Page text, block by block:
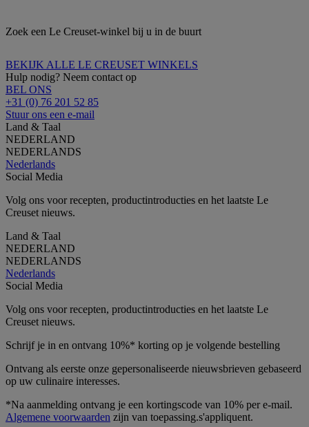
Zoek een Le Creuset-winkel bij u in de buurt
BEKIJK ALLE LE CREUSET WINKELS
Hulp nodig? Neem contact op
BEL ONS
+31 (0) 76 201 52 85
Stuur ons een e-mail
Land & Taal
NEDERLAND
NEDERLANDS
Nederlands
Social Media
Volg ons voor recepten, productintroducties en het laatste Le
Creuset nieuws.
Land & Taal
NEDERLAND
NEDERLANDS
Nederlands
Social Media
Volg ons voor recepten, productintroducties en het laatste Le
Creuset nieuws.
Schrijf je in en ontvang 10%* korting op je volgende bestelling
Ontvang als eerste onze gepersonaliseerde nieuwsbrieven gebaseerd
op uw culinaire interesses.
*Na aanmelding ontvang je een kortingscode van 10% per e-mail.
Algemene voorwaarden zijn van toepassing.s'appliquent.